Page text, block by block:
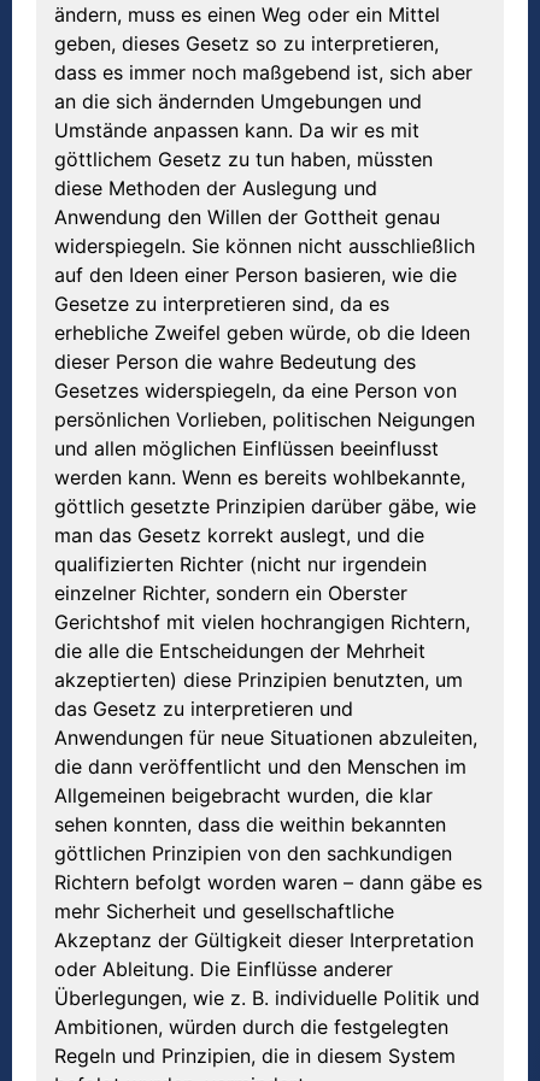
ändern, muss es einen Weg oder ein Mittel
geben, dieses Gesetz so zu interpretieren,
dass es immer noch maßgebend ist, sich aber
an die sich ändernden Umgebungen und
Umstände anpassen kann. Da wir es mit
göttlichem Gesetz zu tun haben, müssten
diese Methoden der Auslegung und
Anwendung den Willen der Gottheit genau
widerspiegeln. Sie können nicht ausschließlich
auf den Ideen einer Person basieren, wie die
Gesetze zu interpretieren sind, da es
erhebliche Zweifel geben würde, ob die Ideen
dieser Person die wahre Bedeutung des
Gesetzes widerspiegeln, da eine Person von
persönlichen Vorlieben, politischen Neigungen
und allen möglichen Einflüssen beeinflusst
werden kann. Wenn es bereits wohlbekannte,
göttlich gesetzte Prinzipien darüber gäbe, wie
man das Gesetz korrekt auslegt, und die
qualifizierten Richter (nicht nur irgendein
einzelner Richter, sondern ein Oberster
Gerichtshof mit vielen hochrangigen Richtern,
die alle die Entscheidungen der Mehrheit
akzeptierten) diese Prinzipien benutzten, um
das Gesetz zu interpretieren und
Anwendungen für neue Situationen abzuleiten,
die dann veröffentlicht und den Menschen im
Allgemeinen beigebracht wurden, die klar
sehen konnten, dass die weithin bekannten
göttlichen Prinzipien von den sachkundigen
Richtern befolgt worden waren – dann gäbe es
mehr Sicherheit und gesellschaftliche
Akzeptanz der Gültigkeit dieser Interpretation
oder Ableitung. Die Einflüsse anderer
Überlegungen, wie z. B. individuelle Politik und
Ambitionen, würden durch die festgelegten
Regeln und Prinzipien, die in diesem System